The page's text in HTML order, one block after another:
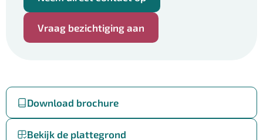
Voorzieningen
• Elektrisch bedienbare overheaddeur
• Water- en afvoeraansluiting aanwezig
• Mogelijkheid tot realiseren van pantry en/of toilet
• Geschikt voor het aanbrengen van een entresolvloer
Vraag bezichtiging aan
Download brochure
Bekijk de plattegrond